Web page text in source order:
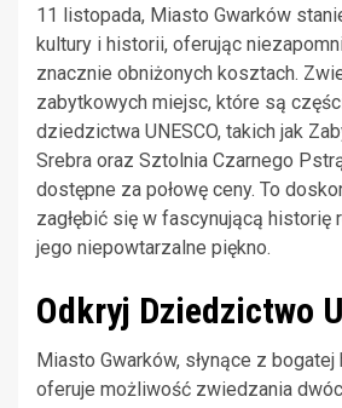
11 listopada, Miasto Gwarków
kultury i historii, oferując
znacznie obniżonych kosztach.
zabytkowych miejsc, które są
dziedzictwa UNESCO, takich jak
Srebra oraz Sztolnia Czarnego
dostępne za połowę ceny. To
zagłębić się w fascynującą historię
jego niepowtarzalne piękno.
Odkryj Dziedzictwo
Miasto Gwarków, słynące z
oferuje możliwość zwiedzania